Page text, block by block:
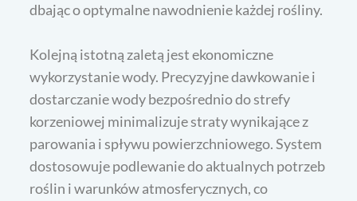
dbając o optymalne nawodnienie każdej rośliny.
Kolejną istotną zaletą jest ekonomiczne
wykorzystanie wody. Precyzyjne dawkowanie i
dostarczanie wody bezpośrednio do strefy
korzeniowej minimalizuje straty wynikające z
parowania i spływu powierzchniowego. System
dostosowuje podlewanie do aktualnych potrzeb
roślin i warunków atmosferycznych, co